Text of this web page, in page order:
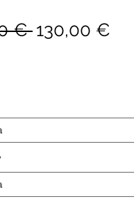
€ Prezzo
130,00 €